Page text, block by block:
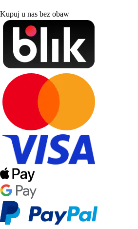
Kupuj u nas bez obaw